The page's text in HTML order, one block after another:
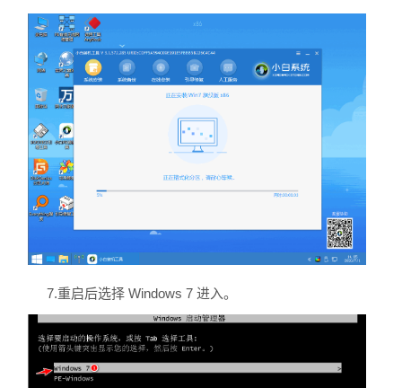
7.重启后选择 Windows 7 进入。